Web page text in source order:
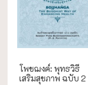
โพชฌงค์: พุทธวิธี
เสริมสุขภาพ ฉบับ 2